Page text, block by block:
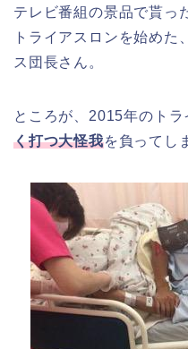
テレビ番組の景品で貰っ
トライアスロンを始めた
ス団長さん。
ところが、2015年のト
く打つ大怪我を負ってし